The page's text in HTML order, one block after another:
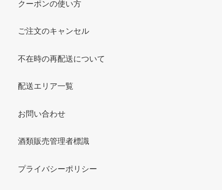
クーポンの使い方
ご注文のキャンセル
不在時の再配送について
配送エリア一覧
お問い合わせ
酒類販売管理者標識
プライバシーポリシー